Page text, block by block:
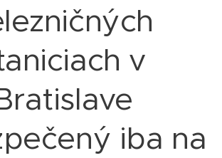
v
iba na